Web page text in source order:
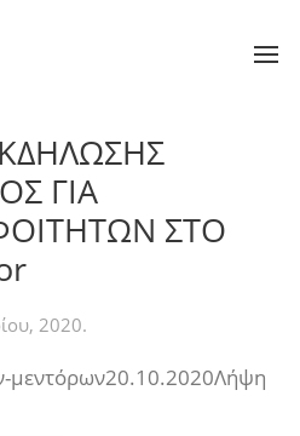
ΓΙΑ
ΣΤΟ
2020.
μεντόρων20.10.2020Λήψη